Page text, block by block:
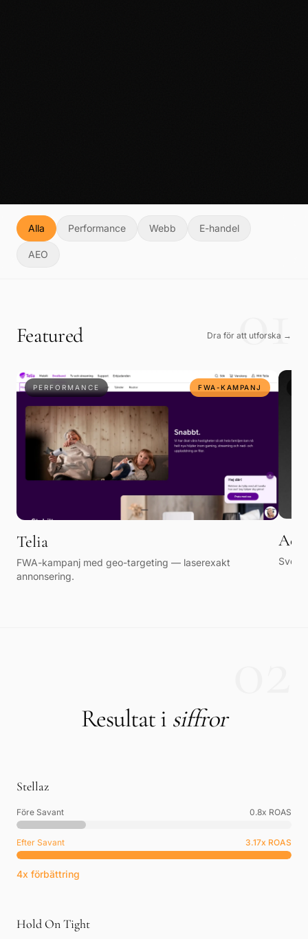
Alla Performance Webb E-handel
AEO
01
Featured Dra för att utforska →
PERFORMANCE FWA-KAMPANJ
Telia
FWA-kampanj med geo-targeting — laserexakt
annonsering.
Resultat i siffror
Stellaz
Före Savant 0.8x ROAS
Efter Savant 3.17x ROAS
4x förbättring
Hold On Tight